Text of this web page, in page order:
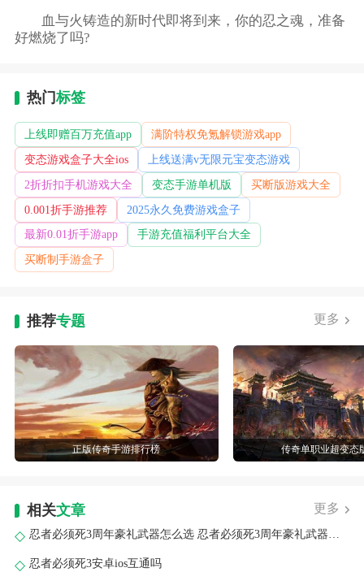
血与火铸造的新时代即将到来，你的忍之魂，准备
好燃烧了吗?
热门标签
上线即赠百万充值app
满阶特权免氪解锁游戏app
变态游戏盒子大全ios
上线送满v无限元宝变态游戏
2折折扣手机游戏大全
变态手游单机版
买断版游戏大全
0.001折手游推荐
2025永久免费游戏盒子
最新0.01折手游app
手游充值福利平台大全
买断制手游盒子
推荐专题 更多
正版传奇手游排行榜 传奇单职业超变态
相关文章 更多
忍者必须死3安卓ios互通吗